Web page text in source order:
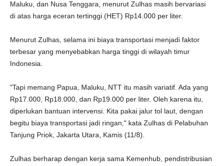
Maluku, dan Nusa Tenggara, menurut Zulhas masih bervariasi
di atas harga eceran tertinggi (HET) Rp14.000 per liter.
Menurut Zulhas, selama ini biaya transportasi menjadi faktor
terbesar yang menyebabkan harga tinggi di wilayah timur
Indonesia.
"Tapi memang Papua, Maluku, NTT itu masih variatif. Ada yang
Rp17.000, Rp18.000, dan Rp19.000 per liter. Oleh karena itu,
diperlukan bantuan intervensi. Kita pakai jalur tol laut, dengan
begitu biaya transportasi jadi ringan," kata Zulhas di Pelabuhan
Tanjung Priok, Jakarta Utara, Kamis (11/8).
Zulhas berharap dengan kerja sama Kemenhub, pendistribusian